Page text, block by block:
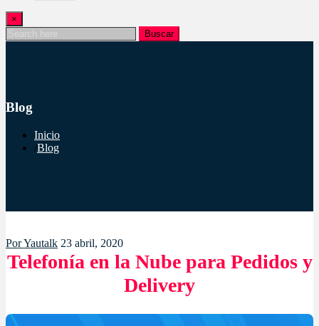
×
Buscar
Blog
Inicio
Blog
PorYautalk 23 abril, 2020
Telefonía en la Nube para Pedidos y
Delivery